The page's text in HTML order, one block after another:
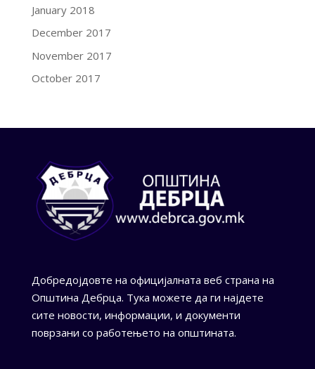
January 2018
December 2017
November 2017
October 2017
Добредојдовте на официјалната веб страна на
Општина Дебрца. Тука можете да ги најдете
сите новости, информации, и документи
поврзани со работењето на општината.